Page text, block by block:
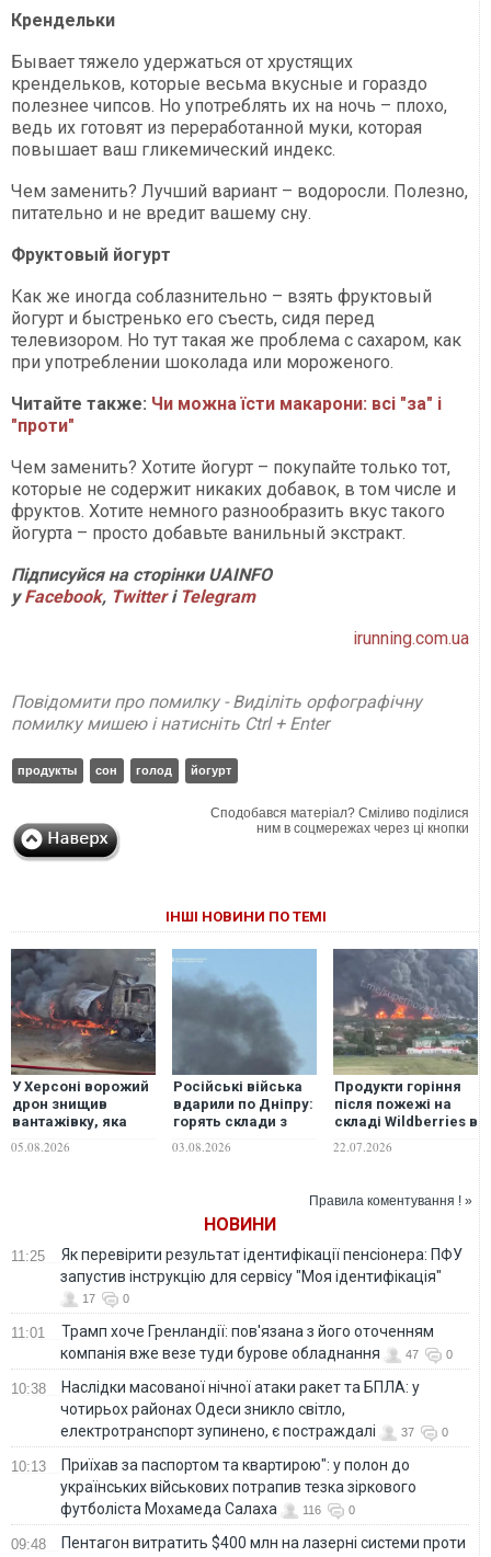
Крендельки
Бывает тяжело удержаться от хрустящих
крендельков, которые весьма вкусные и гораздо
полезнее чипсов. Но употреблять их на ночь – плохо,
ведь их готовят из переработанной муки, которая
повышает ваш гликемический индекс.
Чем заменить? Лучший вариант – водоросли. Полезно,
питательно и не вредит вашему сну.
Фруктовый йогурт
Как же иногда соблазнительно – взять фруктовый
йогурт и быстренько его съесть, сидя перед
телевизором. Но тут такая же проблема с сахаром, как
при употреблении шоколада или мороженого.
Читайте также: Чи можна їсти макарони: всі "за" і
"проти"
Чем заменить? Хотите йогурт – покупайте только тот,
которые не содержит никаких добавок, в том числе и
фруктов. Хотите немного разнообразить вкус такого
йогурта – просто добавьте ванильный экстракт.
Підписуйся на сторінки UAINFO
уFacebook, Twitterі Telegram
irunning.com.ua
Повідомити про помилку - Виділіть орфографічну
помилку мишею і натисніть Ctrl + Enter
продукты сон голод йогурт
Сподобався матеріал? Сміливо поділися
ним в соцмережах через ці кнопки
ІНШІ НОВИНИ ПО ТЕМІ
У Херсоні ворожий
дрон знищив
вантажівку, яка
доставляла
продукти до
05.08.2026
Російські війська
вдарили по Дніпру:
горять склади з
продуктами
03.08.2026
Продукти горіння
після пожежі на
складі Wildberries в
Краснодарі можуть
дістатися палацу
22.07.2026
Правила коментування ! »
НОВИНИ
11:25
Як перевірити результат ідентифікації пенсіонера: ПФУ
запустив інструкцію для сервісу "Моя ідентифікація"
17 0
11:01
Трамп хоче Гренландії: пов'язана з його оточенням
компанія вже везе туди бурове обладнання
47 0
10:38
Наслідки масованої нічної атаки ракет та БПЛА: у
чотирьох районах Одеси зникло світло,
електротранспорт зупинено, є постраждалі
37 0
10:13
Приїхав за паспортом та квартирою": у полон до
українських військових потрапив тезка зіркового
футболіста Мохамеда Салаха
116 0
09:48
Пентагон витратить $400 млн на лазерні системи проти